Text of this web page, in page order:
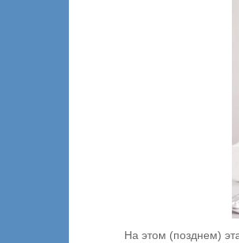
На этом (позднем)